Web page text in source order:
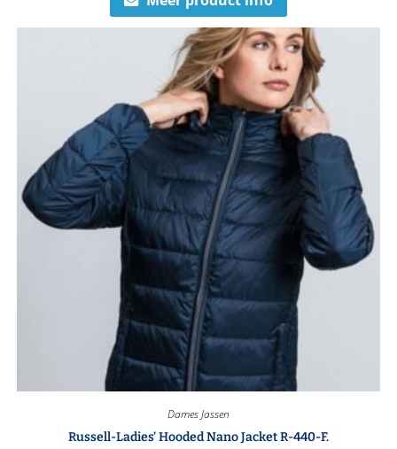
Dames Jassen
Russell-Ladies’ Hooded Nano Jacket R-440-F.